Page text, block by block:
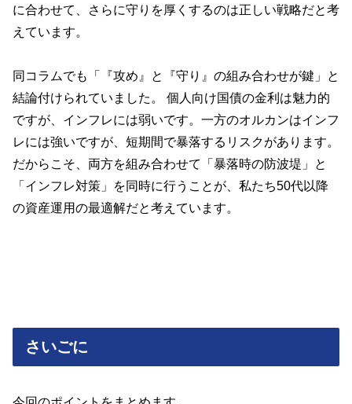
に合わせて、さらに守りを厚くするのは正しい戦略だと考
えています。
同コラムでも「『攻め』と『守り』の組み合わせが鍵」と
結論付けられていました。 個人向け国債の金利は魅力的
ですが、インフレには弱いです。一方のオルカンはインフ
レには強いですが、短期間で暴落するリスクがあります。
だからこそ、両方を組み合わせて「暴落時の防波堤」と
「インフレ対策」を同時に行うことが、私たち50代以降
の資産運用の最適解だと考えています。
さいごに